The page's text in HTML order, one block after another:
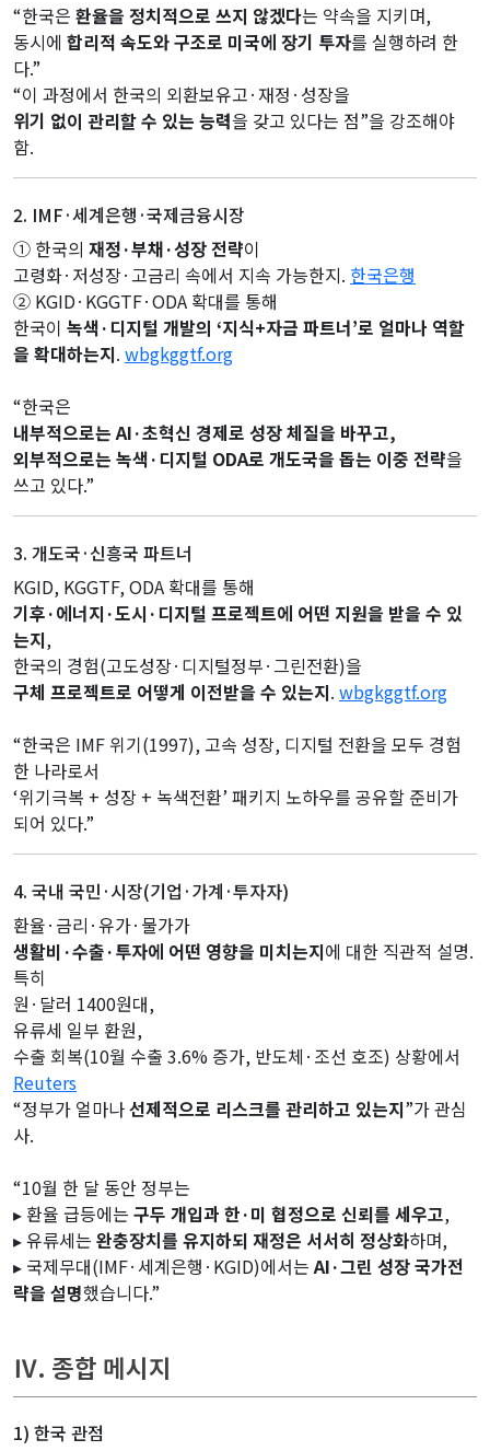
“한국은 환율을 정치적으로 쓰지 않겠다는 약속을 지키며,
동시에 합리적 속도와 구조로 미국에 장기 투자를 실행하려 한
다.”
“이 과정에서 한국의 외환보유고·재정·성장을
위기 없이 관리할 수 있는 능력을 갖고 있다는 점”을 강조해야
함.
2. IMF·세계은행·국제금융시장
① 한국의 재정·부채·성장 전략이
고령화·저성장·고금리 속에서 지속 가능한지. 한국은행
② KGID·KGGTF·ODA 확대를 통해
한국이 녹색·디지털 개발의 ‘지식+자금 파트너’로 얼마나 역할
을 확대하는지. wbgkggtf.org
“한국은
내부적으로는 AI·초혁신 경제로 성장 체질을 바꾸고,
외부적으로는 녹색·디지털 ODA로 개도국을 돕는 이중 전략을
쓰고 있다.”
3. 개도국·신흥국 파트너
KGID, KGGTF, ODA 확대를 통해
기후·에너지·도시·디지털 프로젝트에 어떤 지원을 받을 수 있
는지,
한국의 경험(고도성장·디지털정부·그린전환)을
구체 프로젝트로 어떻게 이전받을 수 있는지. wbgkggtf.org
“한국은 IMF 위기(1997), 고속 성장, 디지털 전환을 모두 경험
한 나라로서
‘위기극복 + 성장 + 녹색전환’ 패키지 노하우를 공유할 준비가
되어 있다.”
4. 국내 국민·시장(기업·가계·투자자)
환율·금리·유가·물가가
생활비·수출·투자에 어떤 영향을 미치는지에 대한 직관적 설명.
특히
원·달러 1400원대,
유류세 일부 환원,
수출 회복(10월 수출 3.6% 증가, 반도체·조선 호조) 상황에서
Reuters
“정부가 얼마나선제적으로 리스크를 관리하고 있는지”가 관심
사.
“10월 한 달 동안 정부는
▸ 환율 급등에는 구두 개입과 한·미 협정으로 신뢰를 세우고,
▸ 유류세는 완충장치를 유지하되 재정은 서서히 정상화하며,
▸ 국제무대(IMF·세계은행·KGID)에서는AI·그린 성장 국가전
략을 설명했습니다.”
Ⅳ. 종합 메시지
1) 한국 관점